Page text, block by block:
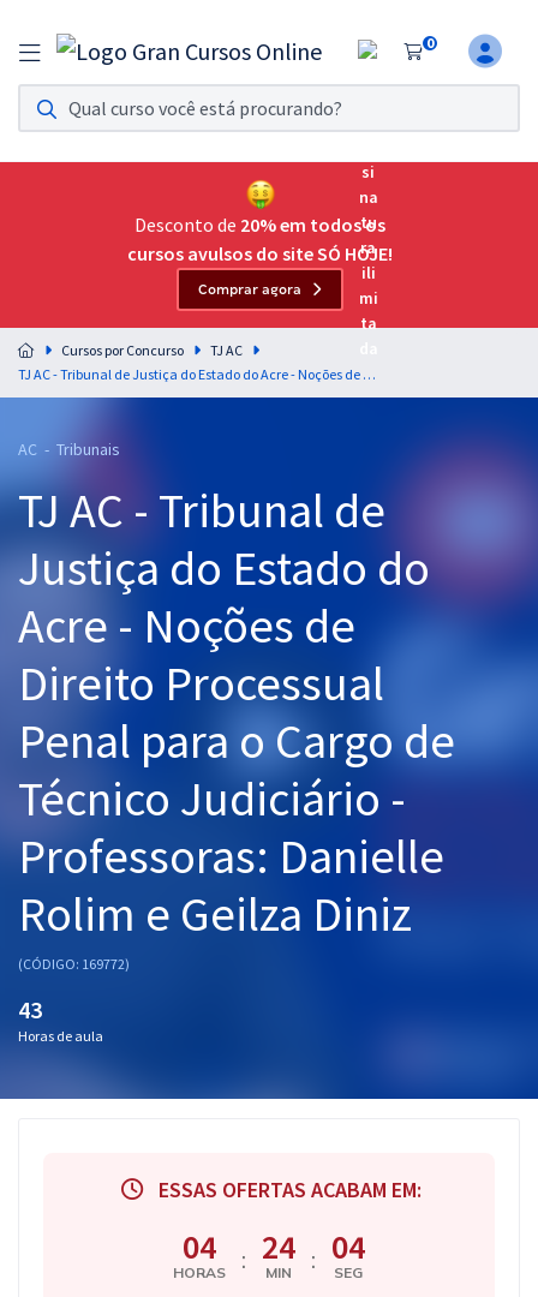
0
Assinatura Ilimitada 11
Acesso a todos os cursos. Teste grátis por 7 dias!
Assinatura OAB Até Passar
Acesso ilimitado a toda preparação para o Exame da
Residências Multiprofissionais
Preparação completa e intensiva para as principais
residências em saúde do Brasil
Cursos 20% OFF
Pós
Graduação
OAB
Questões grátis
Conteúdo gratuito
Aprovados
Desconto de 20% em todos os
cursos avulsos do site SÓ HOJE!
Comprar agora
Cursos por Concurso
TJ AC
TJ AC - Tribunal de Justiça do Estado do Acre - Noções de Direito Processual Penal para o Cargo de Técnico Judiciário - Professoras: Danielle Rolim e Geilza Diniz
AC - Tribunais
TJ AC - Tribunal de
Justiça do Estado do
Acre - Noções de
Direito Processual
Penal para o Cargo de
Técnico Judiciário -
Professoras: Danielle
Rolim e Geilza Diniz
(CÓDIGO: 169772)
43
Horas de aula
ESSAS OFERTAS ACABAM EM:
04
HORAS : 24
MIN : 03
SEG